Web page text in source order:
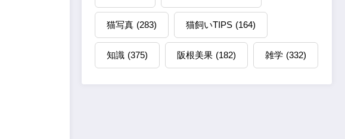
猫写真 (283) 猫飼いTIPS (164)
知識 (375) 阪根美果 (182) 雑学 (332)